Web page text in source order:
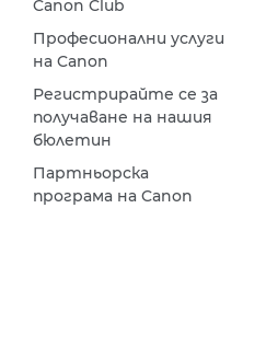
Canon Club
Професионални услуги
на Canon
Регистрирайте се за
получаване на нашия
бюлетин
Партньорска
програма на Canon